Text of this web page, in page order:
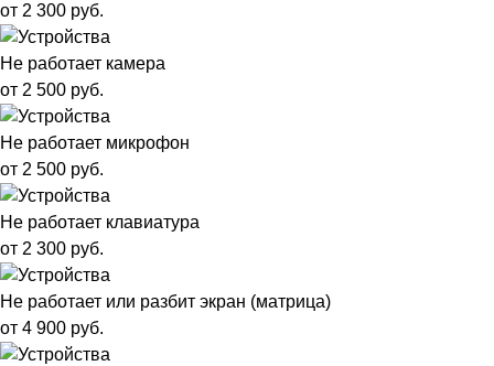
от 2 300 руб.
Не работает камера
от 2 500 руб.
Не работает микрофон
от 2 500 руб.
Не работает клавиатура
от 2 300 руб.
Не работает или разбит экран (матрица)
от 4 900 руб.